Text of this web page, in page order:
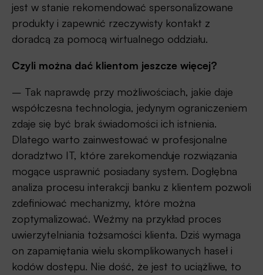
jest w stanie rekomendować spersonalizowane
produkty i zapewnić rzeczywisty kontakt z
doradcą za pomocą wirtualnego oddziału.
Czyli można dać klientom jeszcze więcej?
– Tak naprawdę przy możliwościach, jakie daje
współczesna technologia, jedynym ograniczeniem
zdaje się być brak świadomości ich istnienia.
Dlatego warto zainwestować w profesjonalne
doradztwo IT, które zarekomenduje rozwiązania
mogące usprawnić posiadany system. Dogłębna
analiza procesu interakcji banku z klientem pozwoli
zdefiniować mechanizmy, które można
zoptymalizować. Weźmy na przykład proces
uwierzytelniania tożsamości klienta. Dziś wymaga
on zapamiętania wielu skomplikowanych haseł i
kodów dostępu. Nie dość, że jest to uciążliwe, to